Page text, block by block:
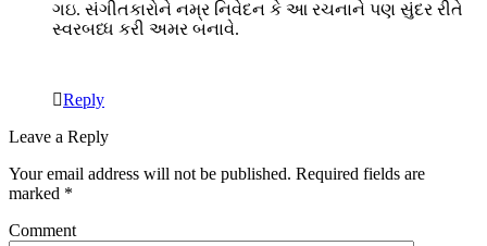
ગઇ. સંગીતકારોને નમ્ર નિવેદન કે આ રચનાને પણ સુંદર રીતે
સ્વરબધ્ધ કરી અમર બનાવે.
Reply
Leave a Reply
Your email address will not be published. Required fields are
marked *
Comment